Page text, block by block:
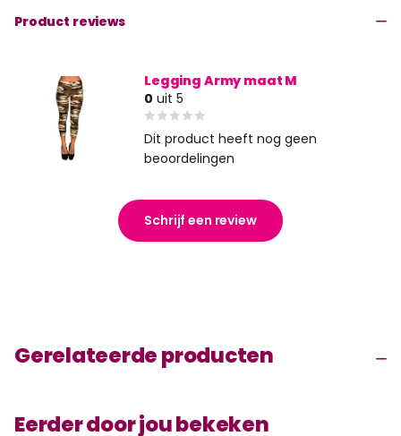
Product reviews
Legging Army maat M
0 uit 5
Dit product heeft nog geen
beoordelingen
Schrijf een review
Gerelateerde producten
Eerder door jou bekeken